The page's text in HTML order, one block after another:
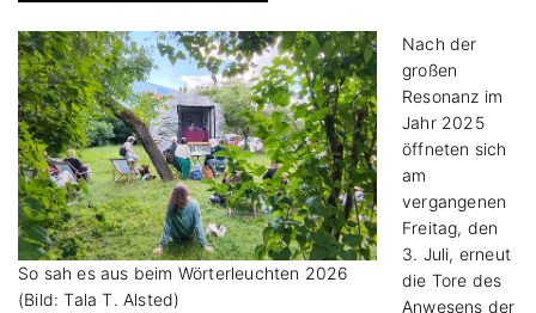
So sah es aus beim Wörterleuchten 2026
(Bild: Tala T. Alsted)
Nach der
großen
Resonanz im
Jahr 2025
öffneten sich
am
vergangenen
Freitag, den
3. Juli, erneut
die Tore des
Anwesens der